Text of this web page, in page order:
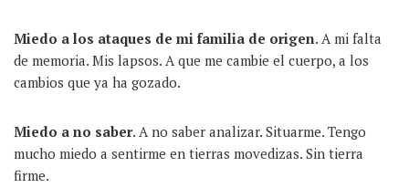
Miedo a los ataques de mi familia de origen. A mi falta
de memoria. Mis lapsos. A que me cambie el cuerpo, a los
cambios que ya ha gozado.
Miedo a no saber. A no saber analizar. Situarme. Tengo
mucho miedo a sentirme en tierras movedizas. Sin tierra
firme.